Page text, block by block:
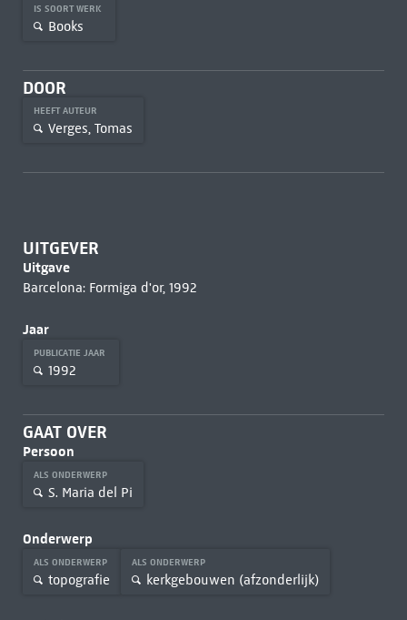
IS SOORT WERK
Books
DOOR
HEEFT AUTEUR
Verges, Tomas
UITGEVER
Uitgave
Barcelona: Formiga d'or, 1992
Jaar
PUBLICATIE JAAR
1992
GAAT OVER
Persoon
ALS ONDERWERP
S. Maria del Pi
Onderwerp
ALS ONDERWERP
topografie
ALS ONDERWERP
kerkgebouwen (afzonderlijk)